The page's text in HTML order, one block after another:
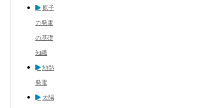
原子
力発電
の基礎
知識
地熱
発電
太陽